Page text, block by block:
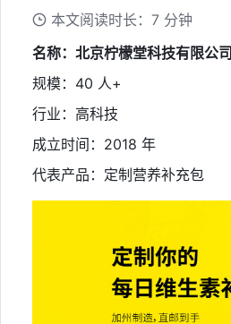
本文阅读时长：7 分钟
名称：北京柠檬堂科技有限公司
规模：40 人+
行业：高科技
成立时间：2018 年
代表产品：定制营养补充包